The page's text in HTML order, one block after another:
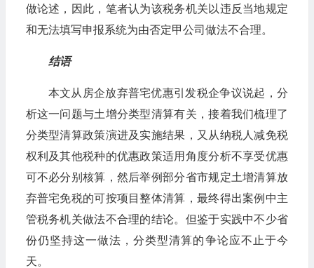
做论述，因此，笔者认为该税务机关以违反当地规定
和无法填写申报系统为由否定甲公司做法不合理。
结语
本文从房企放弃普宅优惠引发税企争议说起，分
析这一问题与土增分类型清算有关，接着我们梳理了
分类型清算政策演进及实施结果，又从纳税人减免税
权利及其他税种的优惠政策适用角度分析不享受优惠
可不必分别核算，然后举例部分省市规定土增清算放
弃普宅免税的可按项目整体清算，最终得出案例中主
管税务机关做法不合理的结论。但鉴于实践中不少省
份仍坚持这一做法，分类型清算的争论应不止于今
天。